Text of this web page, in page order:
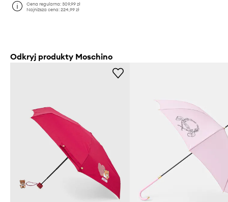
Cena regularna:309,99 zł
Najniższa cena:224,99 zł
Odkryj produkty Moschino